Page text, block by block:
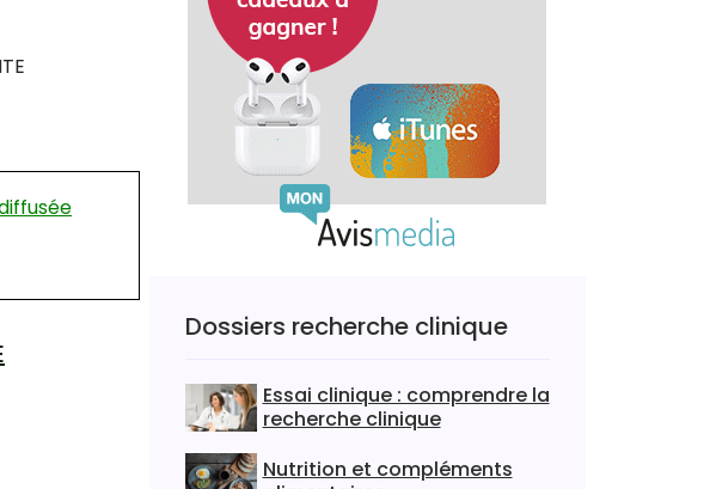
Dossiers recherche clinique
Essai clinique : comprendre la
recherche clinique
Nutrition et compléments